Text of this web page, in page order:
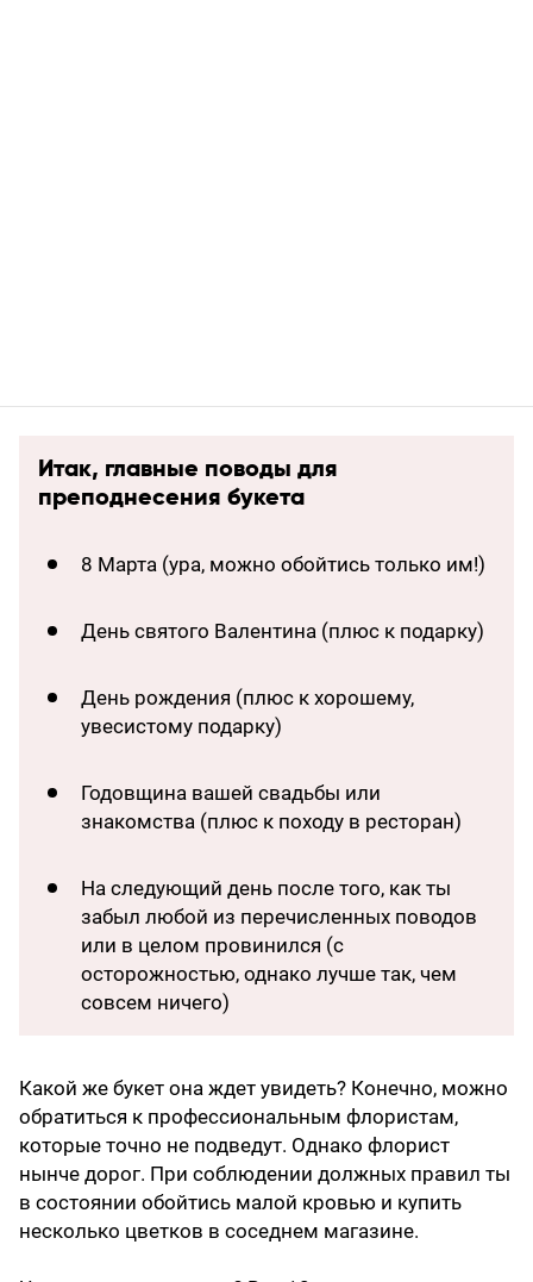
Итак, главные поводы для
преподнесения букета
8 Марта (ура, можно обойтись только им!)
День святого Валентина (плюс к подарку)
День рождения (плюс к хорошему,
увесистому подарку)
Годовщина вашей свадьбы или
знакомства (плюс к походу в ресторан)
На следующий день после того, как ты
забыл любой из перечисленных поводов
или в целом провинился (с
осторожностью, однако лучше так, чем
совсем ничего)
Какой же букет она ждет увидеть? Конечно, можно
обратиться к профессиональным флористам,
которые точно не подведут. Однако флорист
нынче дорог. При соблюдении должных правил ты
в состоянии обойтись малой кровью и купить
несколько цветков в соседнем магазине.